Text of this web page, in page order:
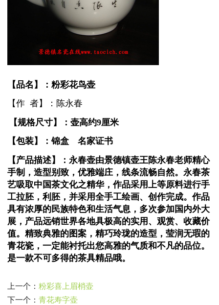
【品名】：粉彩花鸟壶
【作 者】：陈永春
【规格尺寸】：壶高约9厘米
【包装】：锦盒 名家证书
【产品描述】：永春壶由景德镇壶王陈永春老师精心
手制，造型别致，优雅端庄，线条流畅自然。永春茶
艺吸取中国茶文化之精华，作品采用上等原料进行手
工拉胚，利胚，并采用全手工绘画、创作完成。作品
具有浓厚的民族特色和生活气息，多次参加国内外大
展，产品远销世界各地具极高的实用、观赏、收藏价
值。精致典雅的图案，精巧玲珑的造型，莹润无瑕的
青花瓷，一定能衬托出您高雅的气质和不凡的品位。
是一款不可多得的茶具精品哦。
上一个： 粉彩喜上眉梢壶
下一个： 青花寿字壶